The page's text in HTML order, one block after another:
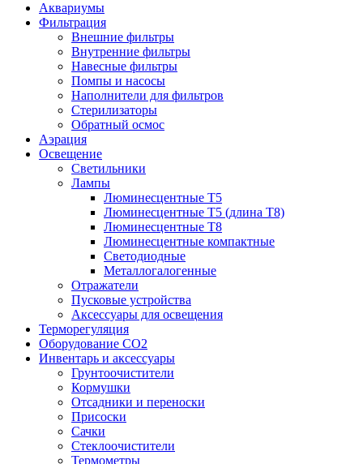
Аквариумы
Фильтрация
Внешние фильтры
Внутренние фильтры
Навесные фильтры
Помпы и насосы
Наполнители для фильтров
Стерилизаторы
Обратный осмос
Аэрация
Освещение
Светильники
Лампы
Люминесцентные T5
Люминесцентные T5 (длина T8)
Люминесцентные T8
Люминесцентные компактные
Светодиодные
Металлогалогенные
Отражатели
Пусковые устройства
Аксессуары для освещения
Терморегуляция
Оборудование CO2
Инвентарь и аксессуары
Грунтоочистители
Кормушки
Отсадники и переноски
Присоски
Сачки
Стеклоочистители
Термометры